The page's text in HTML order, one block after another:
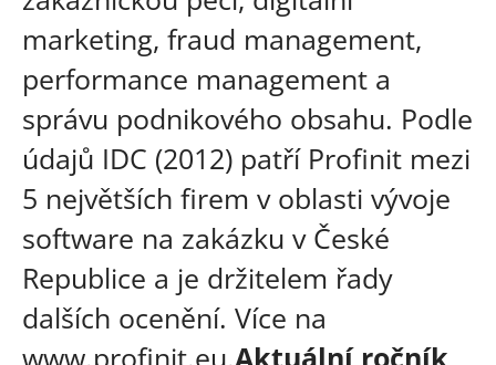
marketing, fraud management,
performance management a
správu podnikového obsahu. Podle
údajů IDC (2012) patří Profinit mezi
5 největších firem v oblasti vývoje
software na zakázku v České
Republice a je držitelem řady
dalších ocenění. Více na
www.profinit.eu.Aktuální ročník